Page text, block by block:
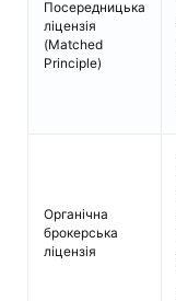
Посередницька
ліцензія
(Matched
Principle)
Органічна
брокерська
ліцензія